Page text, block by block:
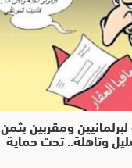
ومقربين بثمن
وتاهلة.. تحت حماية